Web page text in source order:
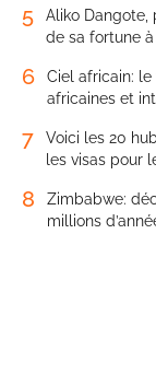
5
Aliko Dangote,
de sa fortune
6
Ciel africain:
africaines et
7
Voici les 20
les visas pour
8
Zimbabwe:
millions